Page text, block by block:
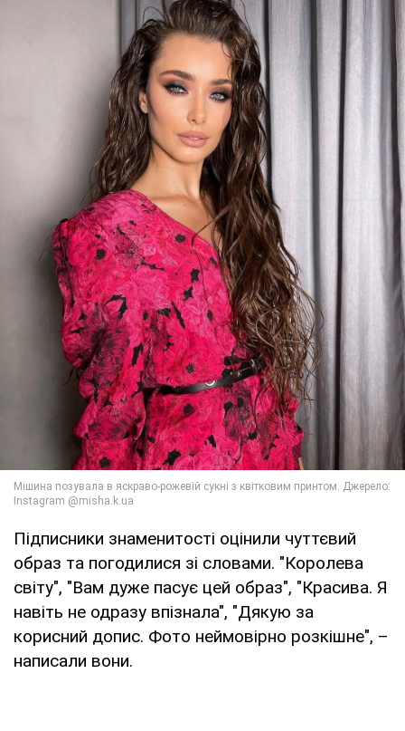
Підписники знаменитості оцінили чуттєвий
образ та погодилися зі словами. "Королева
світу", "Вам дуже пасує цей образ", "Красива. Я
навіть не одразу впізнала", "Дякую за
корисний допис. Фото неймовірно розкішне", –
написали вони.